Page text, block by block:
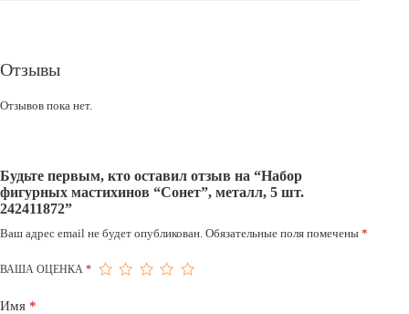
Отзывы
Отзывов пока нет.
Будьте первым, кто оставил отзыв на “Набор
фигурных мастихинов “Сонет”, металл, 5 шт.
242411872”
Ваш адрес email не будет опубликован. Обязательные поля помечены *
ВАША ОЦЕНКА *
Имя *